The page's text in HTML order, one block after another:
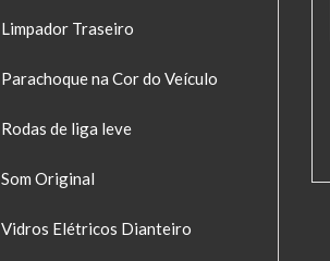
Limpador Traseiro
Parachoque na Cor do Veículo
Rodas de liga leve
Som Original
Vidros Elétricos Dianteiro